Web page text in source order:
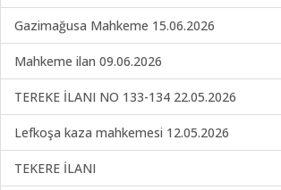
Gazimağusa Mahkeme 15.06.2026
Mahkeme ilan 09.06.2026
TEREKE İLANI NO 133-134 22.05.2026
Lefkoşa kaza mahkemesi 12.05.2026
TEKERE İLANI